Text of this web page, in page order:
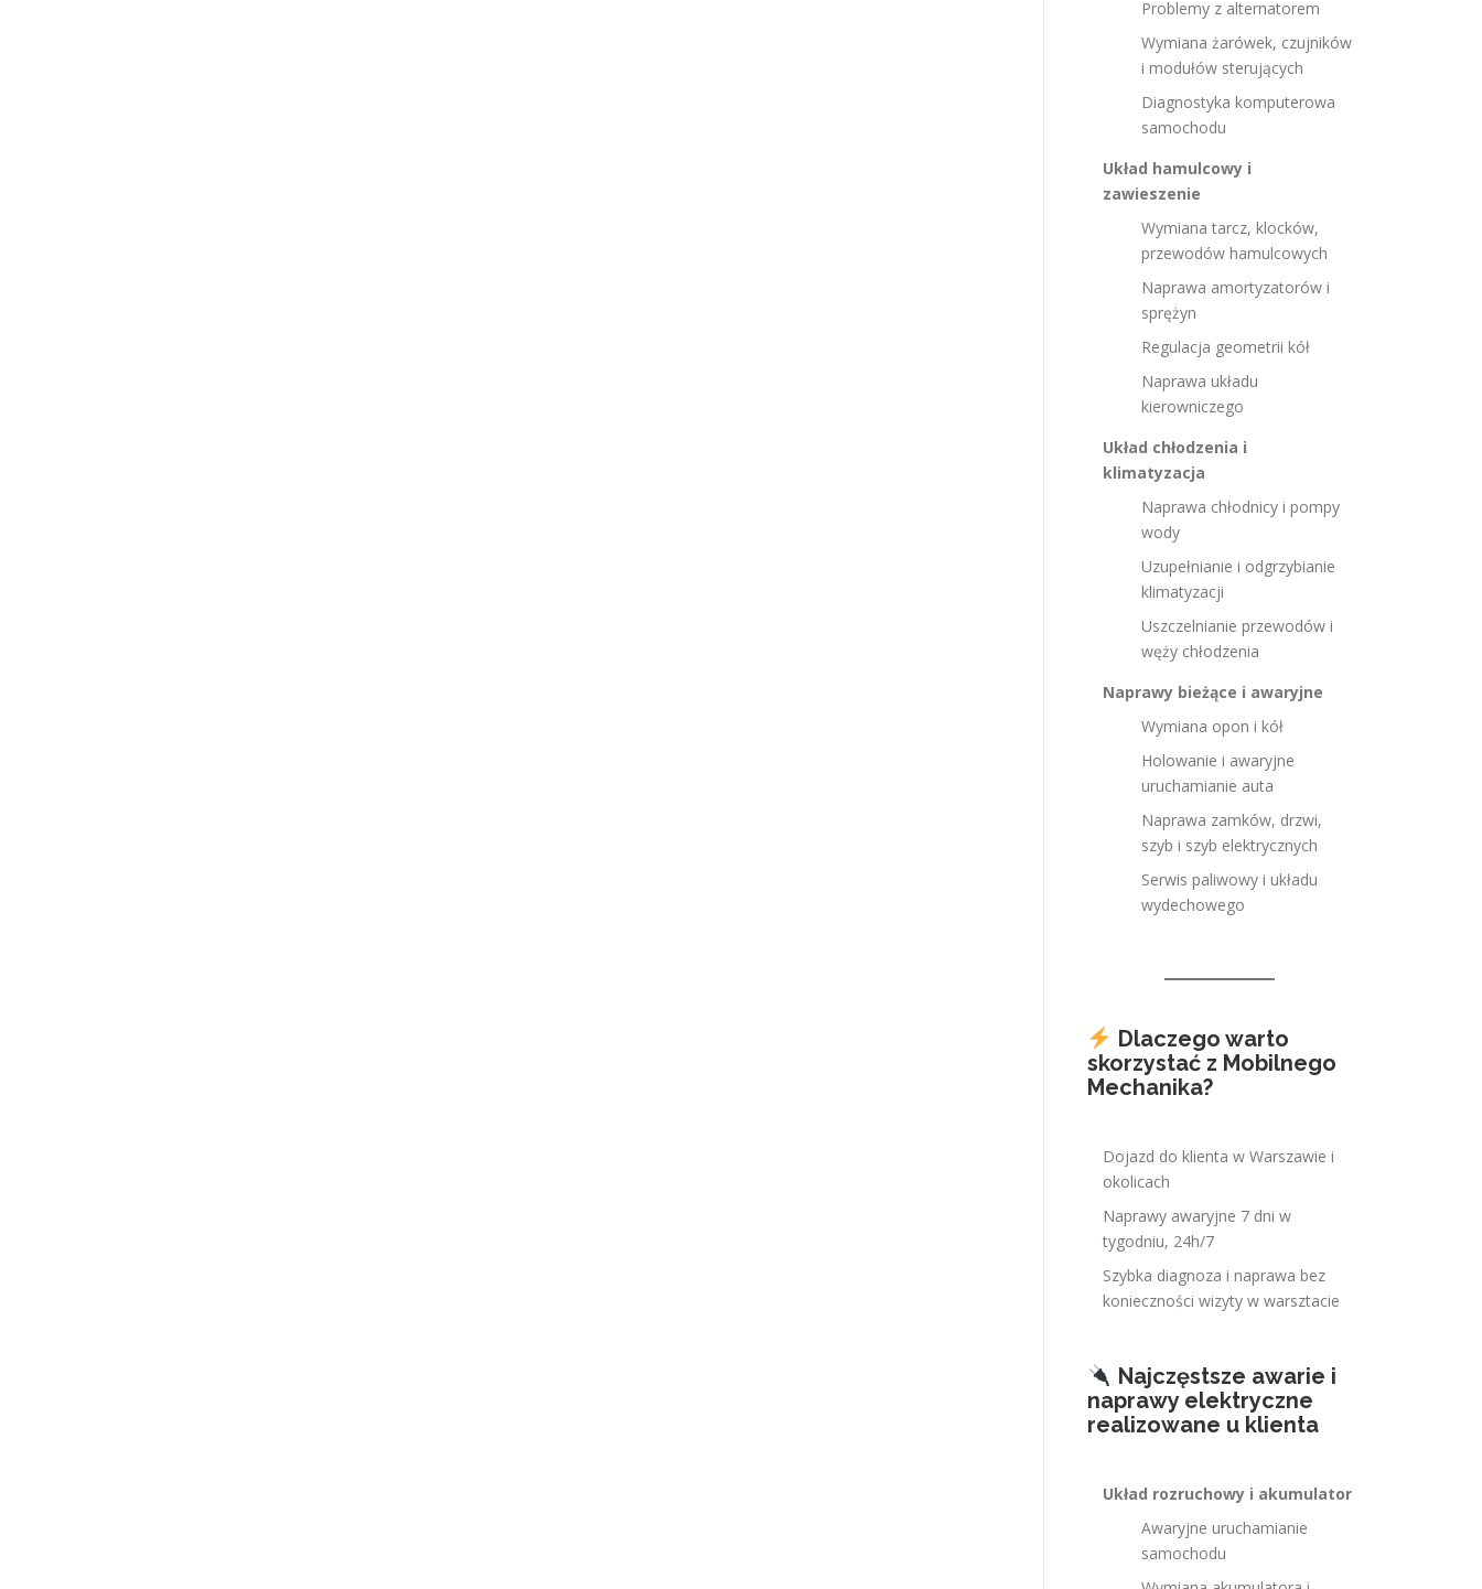
Problemy z alternatorem
Wymiana żarówek, czujników
i modułów sterujących
Diagnostyka komputerowa
samochodu
Układ hamulcowy i
zawieszenie
Wymiana tarcz, klocków,
przewodów hamulcowych
Naprawa amortyzatorów i
sprężyn
Regulacja geometrii kół
Naprawa układu
kierowniczego
Układ chłodzenia i
klimatyzacja
Naprawa chłodnicy i pompy
wody
Uzupełnianie i odgrzybianie
klimatyzacji
Uszczelnianie przewodów i
węży chłodzenia
Naprawy bieżące i awaryjne
Wymiana opon i kół
Holowanie i awaryjne
uruchamianie auta
Naprawa zamków, drzwi,
szyb i szyb elektrycznych
Serwis paliwowy i układu
wydechowego
Dlaczego warto
skorzystać z Mobilnego
Mechanika?
Dojazd do klienta w Warszawie i
okolicach
Naprawy awaryjne 7 dni w
tygodniu, 24h/7
Szybka diagnoza i naprawa bez
konieczności wizyty w warsztacie
Najczęstsze awarie i
naprawy elektryczne
realizowane u klienta
Układ rozruchowy i akumulator
Awaryjne uruchamianie
samochodu